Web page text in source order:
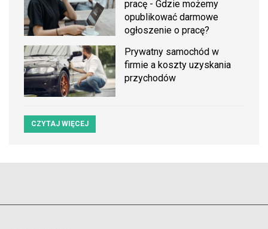
pracę - Gdzie możemy
opublikować darmowe
ogłoszenie o pracę?
Prywatny samochód w
firmie a koszty uzyskania
przychodów
CZYTAJ WIĘCEJ